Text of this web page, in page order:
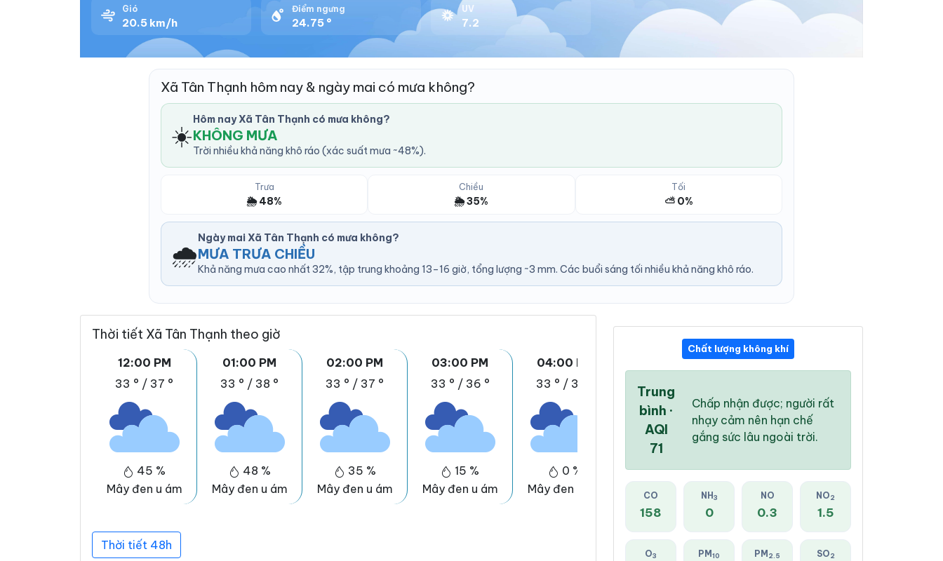
Gió
20.5 km/h
Điểm ngưng
24.75 °
UV
7.2
Xã Tân Thạnh hôm nay & ngày mai có mưa không?
☀️
Hôm nay Xã Tân Thạnh có mưa không?
KHÔNG MƯA
Trời nhiều khả năng khô ráo (xác suất mưa ~48%).
Trưa
🌦️ 48%
Chiều
🌦️ 35%
Tối
⛅ 0%
🌧️
Ngày mai Xã Tân Thạnh có mưa không?
MƯA TRƯA CHIỀU
Khả năng mưa cao nhất 32%, tập trung khoảng 13–16 giờ, tổng lượng ~3 mm. Các buổi sáng tối nhiều khả năng khô ráo.
Thời tiết Xã Tân Thạnh theo giờ
12:00 PM
33 ° / 37 °
45 %
Mây đen u ám
01:00 PM
33 ° / 38 °
48 %
Mây đen u ám
02:00 PM
33 ° / 37 °
35 %
Mây đen u ám
03:00 PM
33 ° / 36 °
15 %
Mây đen u ám
04:00 PM
33 ° / 35 °
0 %
Mây đen u ám
05:00 PM
32 °
0 %
Mây đen u ám
06:00 PM
0 %
Mây đen u ám
Thời tiết 48h
Chất lượng không khí
Trung
bình ·
AQI
71
Chấp nhận được; người rất
nhạy cảm nên hạn chế
gắng sức lâu ngoài trời.
CO
158
NH 3
0
NO
0.3
NO2
1.5
O3 PM 10 PM 2.5 SO2